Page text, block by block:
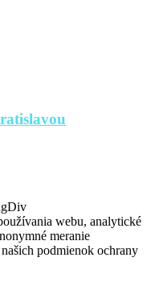
webu, analytické
meranie
podmienok ochrany